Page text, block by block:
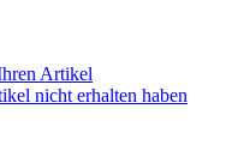
Artikel
nicht erhalten haben